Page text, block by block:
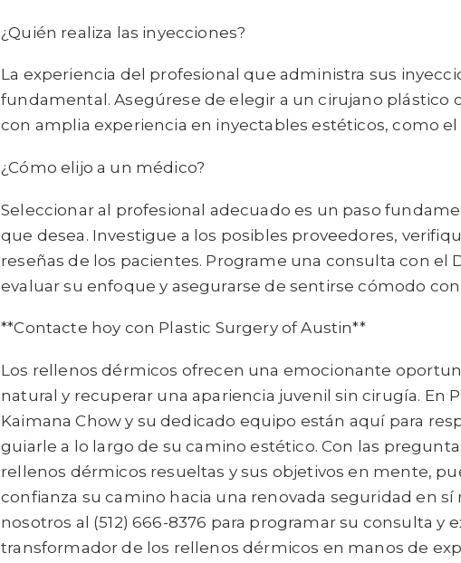
¿Quién realiza las inyecciones?
La experiencia del profesional que administra sus
fundamental. Asegúrese de elegir a un cirujano plástico
con amplia experiencia en inyectables estéticos, como el
¿Cómo elijo a un médico?
Seleccionar al profesional adecuado es un paso
que desea. Investigue a los posibles proveedores,
reseñas de los pacientes. Programe una consulta con el
evaluar su enfoque y asegurarse de sentirse cómodo
**Contacte hoy con Plastic Surgery of Austin**
Los rellenos dérmicos ofrecen una emocionante
natural y recuperar una apariencia juvenil sin cirugía. En
Kaimana Chow y su dedicado equipo están aquí para
guiarle a lo largo de su camino estético. Con las
rellenos dérmicos resueltas y sus objetivos en mente,
confianza su camino hacia una renovada seguridad en
nosotros al (512) 666-8376 para programar su consulta y
transformador de los rellenos dérmicos en manos de